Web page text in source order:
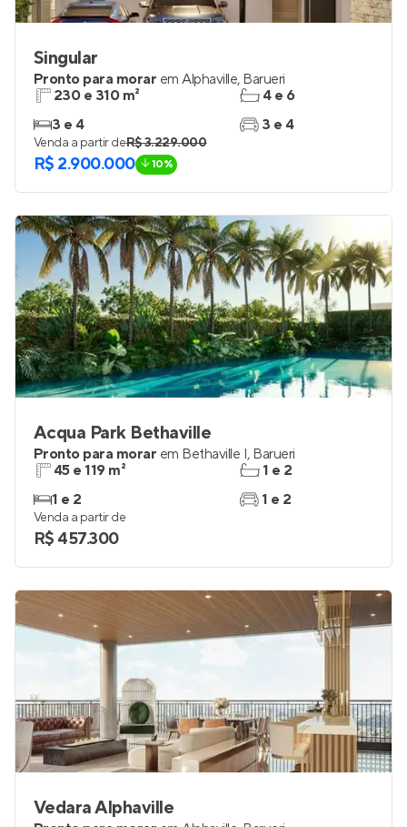
Singular
Pronto para morar em Alphaville, Barueri
230 e 310 m²
3 e 4
4 e 6
3 e 4
Venda a partir deR$ 3.229.000
R$ 2.900.000 10%
Acqua Park Bethaville
Pronto para morar em Bethaville I, Barueri
45 e 119 m²
1 e 2
1 e 2
1 e 2
Venda a partir de
R$ 457.300
Vedara Alphaville